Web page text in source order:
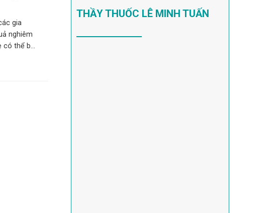
gia
nghiêm
có thể bổ
THẦY THUỐC LÊ MINH TUẤN